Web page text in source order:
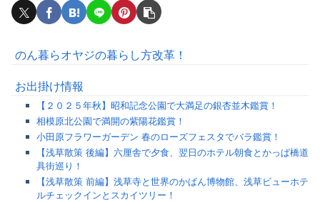
のん暮らオヤジの暮らし方改革！
お出掛け情報
【２０２５年秋】昭和記念公園で大満足の銀杏並木鑑賞！
相模原北公園で満開の紫陽花鑑賞！
小田原フラワーガーデン 春のローズフェスタでバラ鑑賞！
【浅草散策 後編】六厘舎で夕食、翌日のホテル朝食とかっぱ橋道
具街巡り！
【浅草散策 前編】浅草寺と世界のかばん博物館、浅草ビューホテ
ルチェックインとスカイツリー！